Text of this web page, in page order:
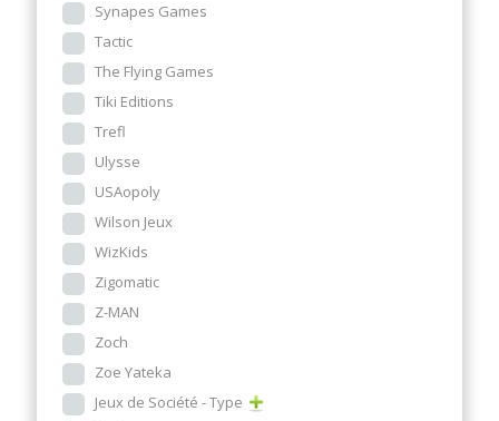
Synapes Games
Tactic
The Flying Games
Tiki Editions
Trefl
Ulysse
USAopoly
Wilson Jeux
WizKids
Zigomatic
Z-MAN
Zoch
Zoe Yateka
Jeux de Société - Type